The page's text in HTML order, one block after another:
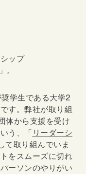
ップ
」。
学生である大学2
す。 弊社が取り組
体から支援を受け
う、「 リーダーシ
て取り組んでいま
をスムーズに切れ
ーソンのやりがい